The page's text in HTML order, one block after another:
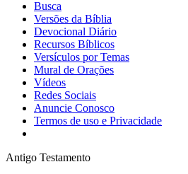
Busca
Versões da Bíblia
Devocional Diário
Recursos Bíblicos
Versículos por Temas
Mural de Orações
Vídeos
Redes Sociais
Anuncie Conosco
Termos de uso e Privacidade
Antigo Testamento